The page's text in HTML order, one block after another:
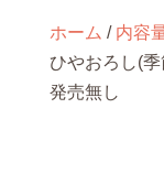
ホーム / 内容
ひやおろし(
発売無し